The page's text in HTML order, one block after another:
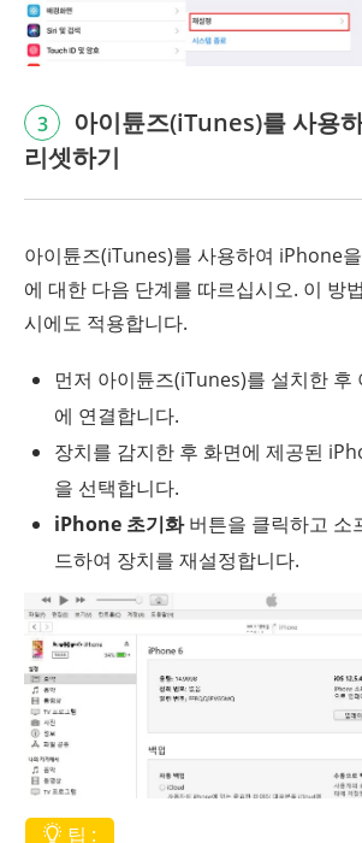
3
아이튠즈(iTunes)를 사용
리셋하기
아이튠즈(iTunes)를 사용하여 iPhone
에 대한 다음 단계를 따르십시오. 이 방
시에도 적용합니다.
먼저 아이튠즈(iTunes)를 설치한 후
에 연결합니다.
장치를 감지한 후 화면에 제공된
을 선택합니다.
iPhone 초기화버튼을 클릭하고 소
드하여 장치를 재설정합니다.
팁 :